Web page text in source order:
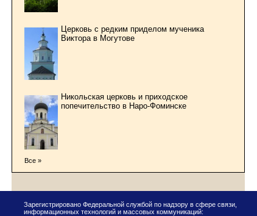
Церковь с редким приделом мученика
Виктора в Могутове
Никольская церковь и приходское
попечительство в Наро-Фоминске
Все »
Зарегистрировано Федеральной службой по надзору в сфере связи,
информационных технологий и массовых коммуникаций: